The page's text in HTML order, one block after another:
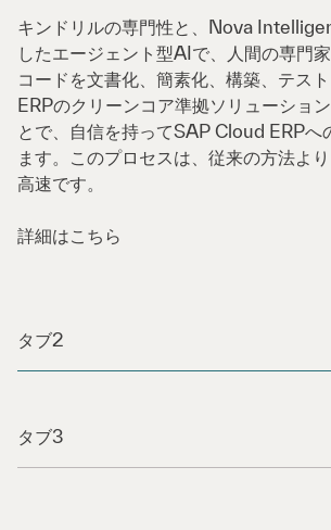
キンドリルの専門性と、Nova
したエージェント型AIで、人間の専門
コードを文書化、簡素化、構築、テス
ERPのクリーンコア準拠ソリューショ
とで、自信を持ってSAP Cloud ERPへ
ます。このプロセスは、従来の方法よ
高速です。​​
詳細はこちら
タブ2
タブ3